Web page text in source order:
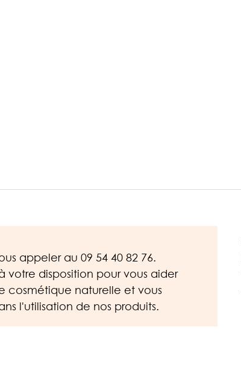
appeler au 09 54 40 82 76.
votre disposition pour vous aider
cosmétique naturelle et vous
l'utilisation de nos produits.